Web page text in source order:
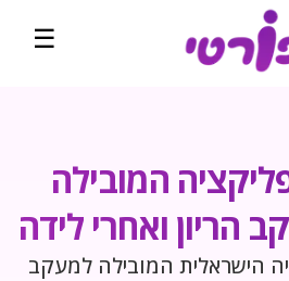
☰
קהילה
שבועות הריון
להריון
המובילה
הריון ואחרי לידה
הישראלית המובילה למעקב